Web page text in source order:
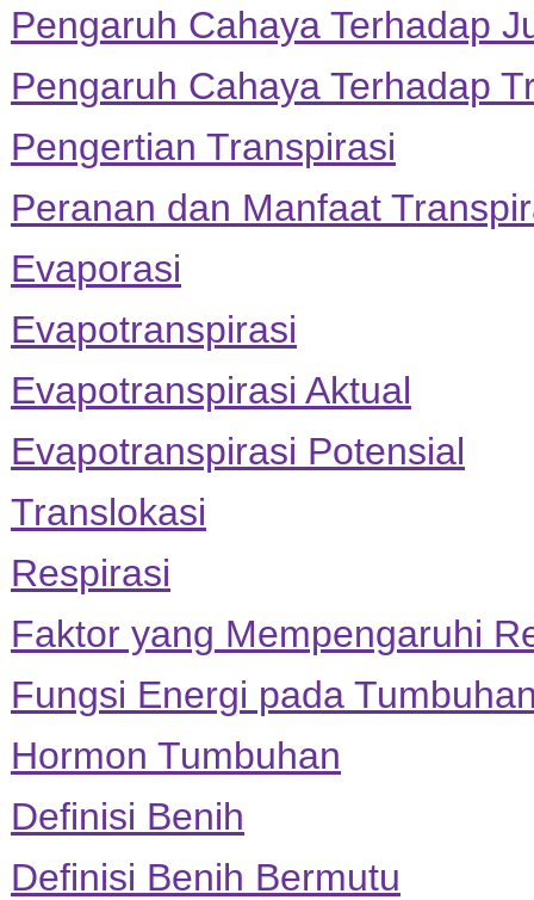
Pengaruh Cahaya Terhadap
Pengaruh Cahaya Terhadap
Pengertian Transpirasi
Peranan dan Manfaat
Evaporasi
Evapotranspirasi
Evapotranspirasi Aktual
Evapotranspirasi Potensial
Translokasi
Respirasi
Faktor yang Mempengaruhi
Fungsi Energi pada
Hormon Tumbuhan
Definisi Benih
Definisi Benih Bermutu